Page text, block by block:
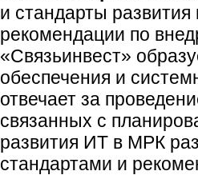
и стандарты
рекомендации по
«Связьинвест»
обеспечения и
отвечает за
связанных с
развития ИТ в МРК
стандартами и